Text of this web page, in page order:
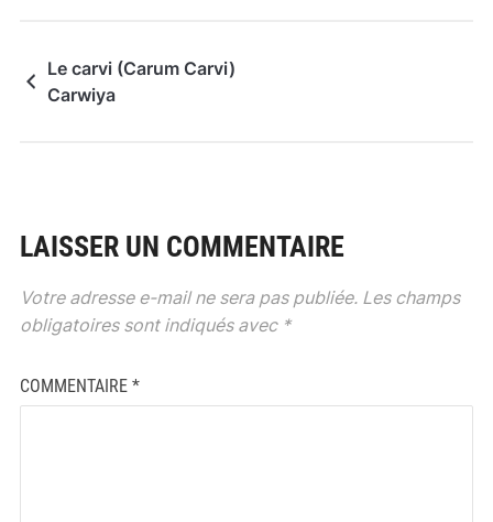
Le carvi (Carum Carvi)
Carwiya
LAISSER UN COMMENTAIRE
Votre adresse e-mail ne sera pas publiée. Les champs
obligatoires sont indiqués avec *
COMMENTAIRE *